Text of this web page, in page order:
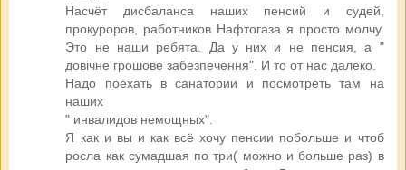
Насчёт дисбаланса наших пенсий и судей,
прокуроров, работников Нафтогаза я просто молчу.
Это не наши ребята. Да у них и не пенсия, а "
довічне грошове забезпечення". И то от нас далеко.
Надо поехать в санатории и посмотреть там на
наших
" инвалидов немощных".
Я как и вы и как всё хочу пенсии побольше и чтоб
росла как сумадшая по три( можно и больше раз) в